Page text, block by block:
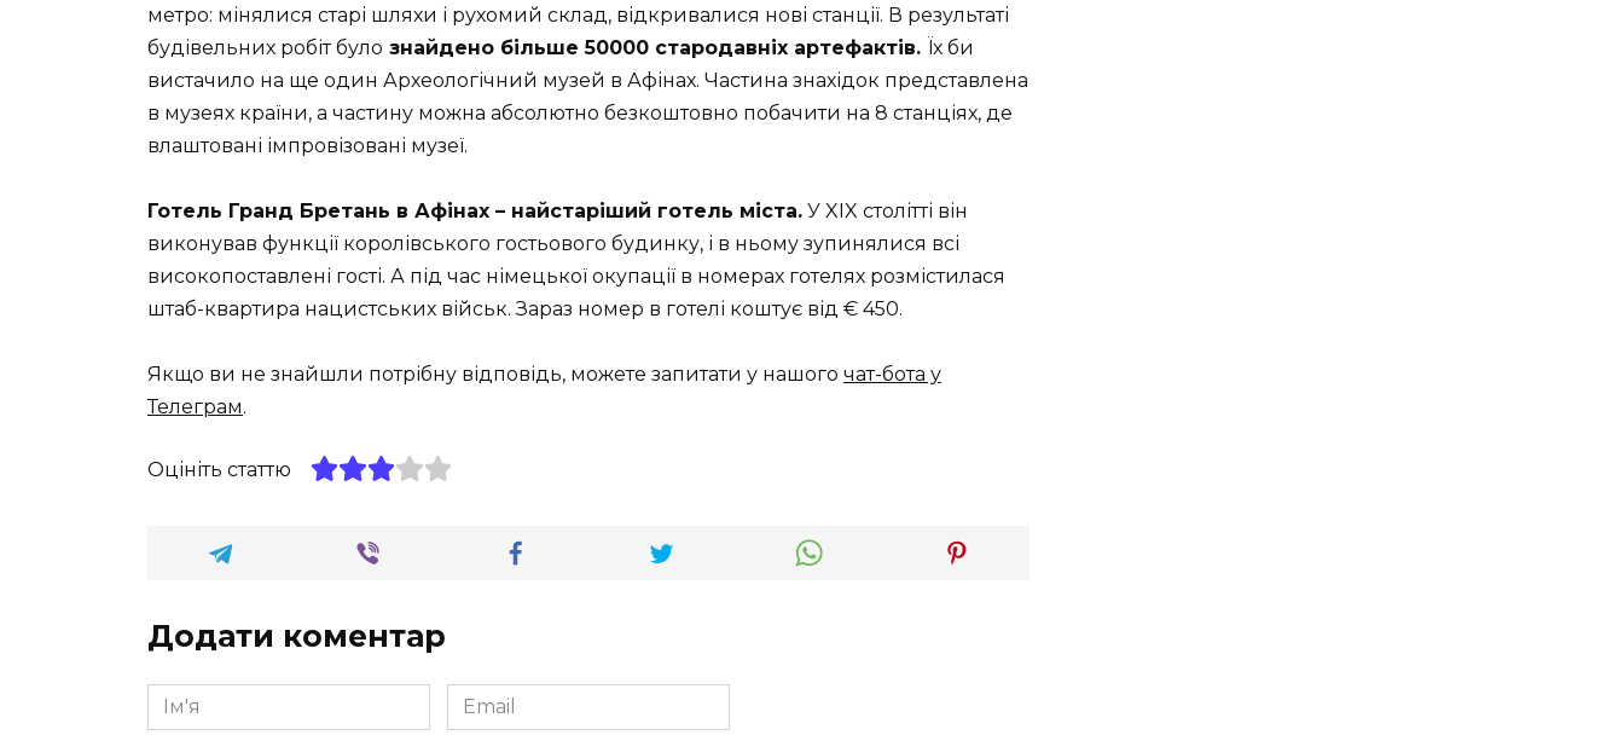
метро: мінялися старі шляхи і рухомий склад, відкривалися нові станції. В результаті
будівельних робіт було знайдено більше 50000 стародавніх артефактів. Їх би
вистачило на ще один Археологічний музей в Афінах. Частина знахідок представлена
​​в музеях країни, а частину можна абсолютно безкоштовно побачити на 8 станціях, де
влаштовані імпровізовані музеї.
Готель Гранд Бретань в Афінах – найстаріший готель міста. У XIX столітті він
виконував функції королівського гостьового будинку, і в ньому зупинялися всі
високопоставлені гості. А під час німецької окупації в номерах готелях розмістилася
штаб-квартира нацистських військ. Зараз номер в готелі коштує від € 450.
Якщо ви не знайшли потрібну відповідь, можете запитати у нашого чат-бота у
Телеграм.
Оцініть статтю
Додати коментар
Ім'я
*
Email
*